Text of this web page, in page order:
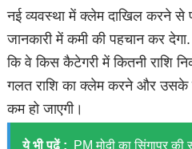
नई व्यवस्था में क्लेम दाखिल करने से
जानकारी में कमी की पहचान कर
कि वे किस कैटेगरी में कितनी राशि
गलत राशि का क्लेम करने और उसके
कम हो जाएगी।
ये भी पढ़ें :
PM मोदी का सिंगापुर